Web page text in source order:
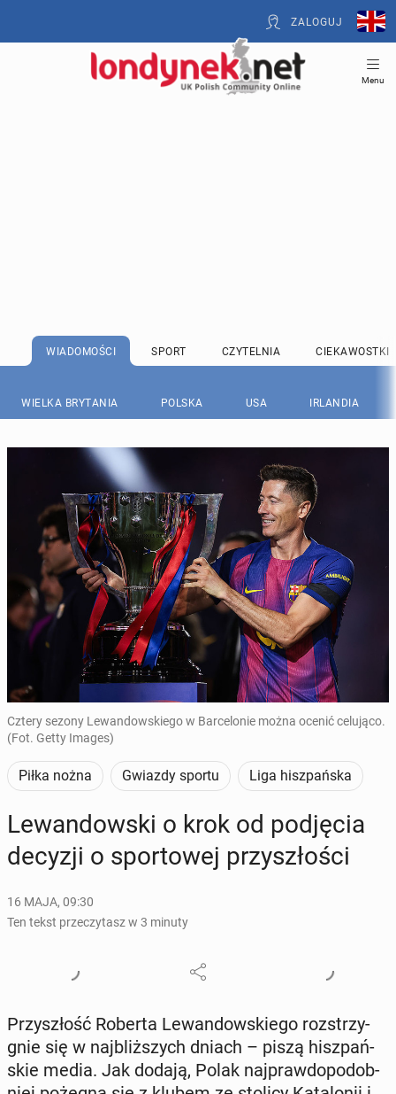
ZALOGUJ
Menu
WIADOMOŚCI SPORT CZYTELNIA CIEKAWOSTKI
WIELKA BRYTANIA POLSKA USA IRLANDIA
Cztery sezony Lewandowskiego w Barcelonie można ocenić celująco.
(Fot. Getty Images)
Piłka nożna Gwiazdy sportu Liga hiszpańska
Le­wan­dow­ski o krok od pod­ję­cia
decyzji o spor­to­wej przy­szło­ści
16 MAJA, 09:30
Ten tekst przeczytasz w 3 minuty
Przy­szłość Roberta Le­wan­dow­skie­go roz­strzy­
gnie się w naj­bliż­szych dniach – piszą hisz­pań­
skie media. Jak dodają, Polak naj­praw­do­po­dob­